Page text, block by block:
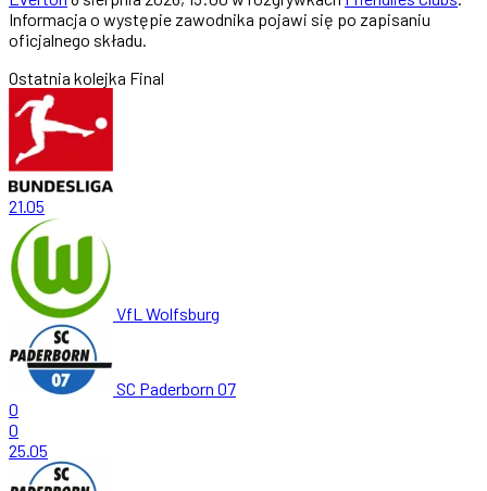
Informacja o występie zawodnika pojawi się po zapisaniu
oficjalnego składu.
Ostatnia kolejka Final
21.05
VfL Wolfsburg
SC Paderborn 07
0
0
25.05